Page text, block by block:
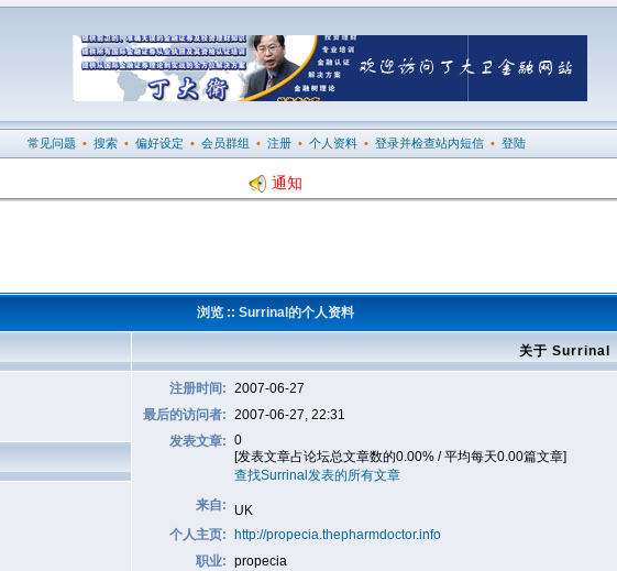
常见问题 • 搜索 • 偏好设定 • 会员群组 • 注册 • 个人资料 • 登录并检查站内短信 • 登陆
通知
浏览 :: Surrinal的个人资料
关于 Surrinal
注册时间: 2007-06-27
最后的访问者: 2007-06-27, 22:31
发表文章: 0
[发表文章占论坛总文章数的0.00% / 平均每天0.00篇文章]
查找Surrinal发表的所有文章
来自:
UK
个人主页:
http://propecia.thepharmdoctor.info
职业: propecia